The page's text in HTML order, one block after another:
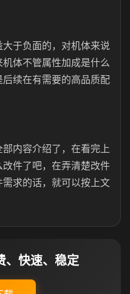
于负面的，对机体来说
体不管属性加成是什么
续在有需要的高品质配
内容介绍了，在看完上
件了吧，在弄清楚改件
求的话，就可以按上文
、快速、稳定